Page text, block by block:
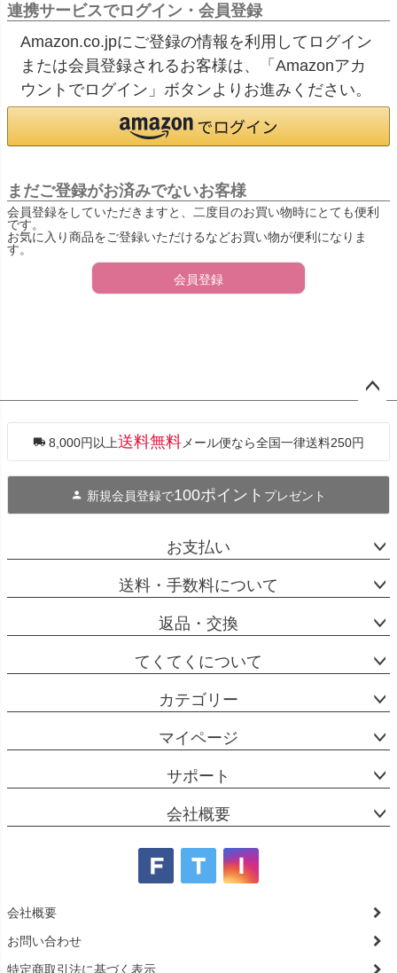
連携サービスでログイン・会員登録
Amazon.co.jpにご登録の情報を利用してログイン
または会員登録されるお客様は、「Amazonアカ
ウントでログイン」ボタンよりお進みください。
まだご登録がお済みでないお客様
会員登録をしていただきますと、二度目のお買い物時にとても便利
です。
お気に入り商品をご登録いただけるなどお買い物が便利になりま
す。
会員登録
ジト
へ
8,000円以上送料無料 メール便なら全国一律送料250円
新規会員登録で100ポイント プレゼント
お支払い
送料・手数料について
返品・交換
てくてくについて
カテゴリー
マイページ
サポート
会社概要
会社概要
お問い合わせ
特定商取引法に基づく表示